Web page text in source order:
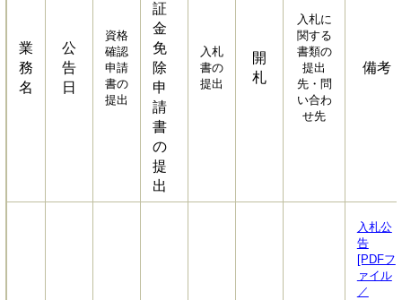
業
務
名
公
告
日
資格
確認
申請
書の
提出
証
金
免
除
申
請
書
の
提
出
入札
書の
提出
開
札
入札に
関する
書類の
提出
先・問
い合わ
せ先
備考
入札公
告
[PDFフ
ァイル
／